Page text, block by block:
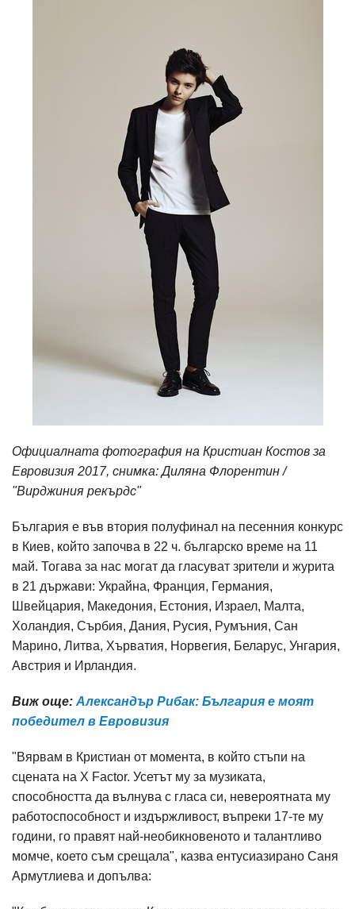
Официалната фотография на Кристиан Костов за
Евровизия 2017, снимка: Диляна Флорентин /
"Вирджиния рекърдс"
България е във втория полуфинал на песенния конкурс
в Киев, който започва в 22 ч. българско време на 11
май. Тогава за нас могат да гласуват зрители и журита
в 21 държави: Украйна, Франция, Германия,
Швейцария, Македония, Естония, Израел, Малта,
Холандия, Сърбия, Дания, Русия, Румъния, Сан
Марино, Литва, Хърватия, Норвегия, Беларус, Унгария,
Австрия и Ирландия.
Виж още: Александър Рибак: България е моят
победител в Евровизия
"Вярвам в Кристиан от момента, в който стъпи на
сцената на X Factor. Усетът му за музиката,
способността да вълнува с гласа си, невероятната му
работоспособност и издържливост, въпреки 17-те му
години, го правят най-необикновеното и талантливо
момче, което съм срещала", казва ентусиазирано Саня
Армутлиева и допълва: